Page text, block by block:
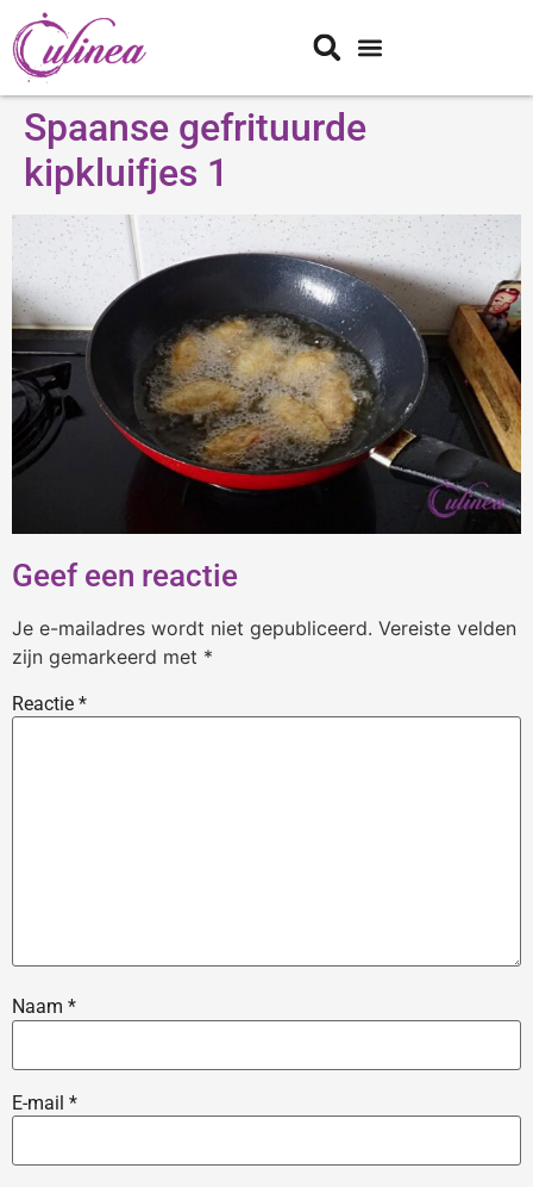
Spaanse gefrituurde
kipkluifjes 1
Geef een reactie
Je e-mailadres wordt niet gepubliceerd. Vereiste velden
zijn gemarkeerd met *
Reactie *
Naam *
E-mail *